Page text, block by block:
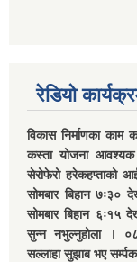
रेडियो
विकास निर्माणका काम
कस्ता योजना आवश्यक
सेरोफेरो हरेकहप्ताको
सोमबार बिहान
सोमबार बिहान ६ः१५
सुन्न नभुल्नुहोला ।
सल्लाहा सुझाब भए सर्म्पक